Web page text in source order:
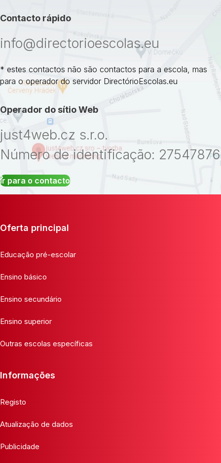
Contacto rápido
info@directorioescolas.eu
* estes contactos não são contactos para a escola, mas
para o operador do servidor DirectórioEscolas.eu
Operador do sítio Web
just4web.cz s.r.o.
Número de identificação: 27547876
Ir para o contacto
Oferta principal
Educação pré-escolar
Ensino básico
Ensino secundário
Ensino superior
Outras escolas específicas
Informações
Registo
Atualização de dados
Publicidade